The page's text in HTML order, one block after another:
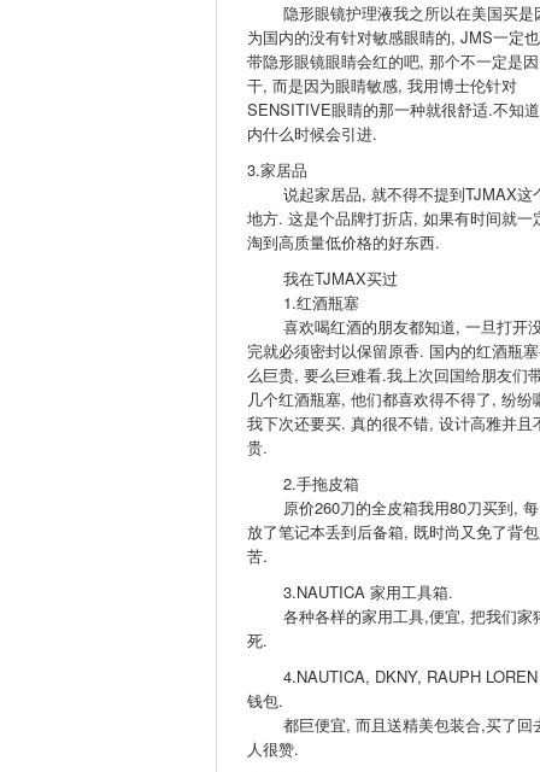
隐形眼镜护理液我之所以在美国买是
为国内的没有针对敏感眼睛的, JMS一定
带隐形眼镜眼睛会红的吧, 那个不一定是
干, 而是因为眼睛敏感, 我用博士伦针对
SENSITIVE眼睛的那一种就很舒适.不知
内什么时候会引进.
3.家居品
说起家居品, 就不得不提到TJMAX这
地方. 这是个品牌打折店, 如果有时间就一
淘到高质量低价格的好东西.
我在TJMAX买过
1.红酒瓶塞
喜欢喝红酒的朋友都知道, 一旦打开
完就必须密封以保留原香. 国内的红酒瓶
么巨贵, 要么巨难看.我上次回国给朋友们
几个红酒瓶塞, 他们都喜欢得不得了, 纷纷
我下次还要买. 真的很不错, 设计高雅并且
贵.
2.手拖皮箱
原价260刀的全皮箱我用80刀买到,
放了笔记本丢到后备箱, 既时尚又免了背
苦.
3.NAUTICA 家用工具箱.
各种各样的家用工具,便宜, 把我们家
死.
4.NAUTICA, DKNY, RAUPH
钱包.
都巨便宜, 而且送精美包装合,买了回
人很赞.